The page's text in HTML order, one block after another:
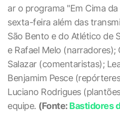
ar o programa "Em Cima
sexta-feira além das
São Bento e do Atlético de
e Rafael Melo (narradores);
Salazar (comentaristas);
Benjamim Pesce
Luciano Rodrigues
equipe. (Fonte: Bastidores